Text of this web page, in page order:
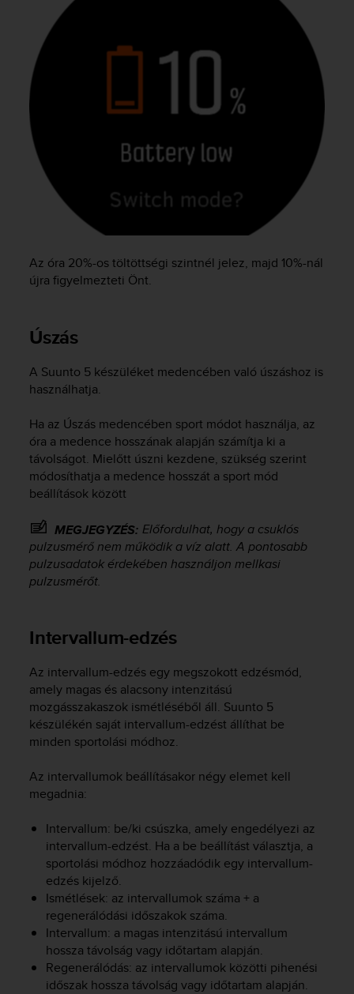
Az óra 20%-os töltöttségi szintnél jelez, majd 10%-nál
újra figyelmezteti Önt.
Úszás
A Suunto 5 készüléket medencében való úszáshoz is
használhatja.
Ha az Úszás medencében sport módot használja, az
óra a medence hosszának alapján számítja ki a
távolságot. Mielőtt úszni kezdene, szükség szerint
módosíthatja a medence hosszát a sport mód
beállítások között
MEGJEGYZÉS: Előfordulhat, hogy a csuklós
pulzusmérő nem működik a víz alatt. A pontosabb
pulzusadatok érdekében használjon mellkasi
pulzusmérőt.
Intervallum-edzés
Az intervallum-edzés egy megszokott edzésmód,
amely magas és alacsony intenzitású
mozgásszakaszok ismétléséből áll. Suunto 5
készülékén saját intervallum-edzést állíthat be
minden sportolási módhoz.
Az intervallumok beállításakor négy elemet kell
megadnia:
Intervallum: be/ki csúszka, amely engedélyezi az
intervallum-edzést. Ha a be beállítást választja, a
sportolási módhoz hozzáadódik egy intervallum-
edzés kijelző.
Ismétlések: az intervallumok száma + a
regenerálódási időszakok száma.
Intervallum: a magas intenzitású intervallum
hossza távolság vagy időtartam alapján.
Regenerálódás: az intervallumok közötti pihenési
időszak hossza távolság vagy időtartam alapján.